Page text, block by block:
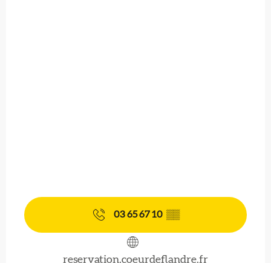
03 65 67 10 ▒▒
reservation.coeurdeflandre.fr